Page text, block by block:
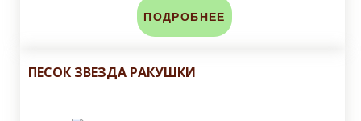
ПОДРОБНЕЕ
ПЕСОК ЗВЕЗДА РАКУШКИ